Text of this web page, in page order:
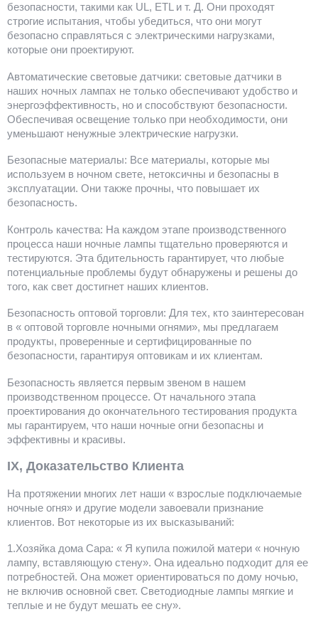
безопасности, такими как UL, ETL и т. Д. Они проходят
строгие испытания, чтобы убедиться, что они могут
безопасно справляться с электрическими нагрузками,
которые они проектируют.
Автоматические световые датчики: световые датчики в
наших ночных лампах не только обеспечивают удобство и
энергоэффективность, но и способствуют безопасности.
Обеспечивая освещение только при необходимости, они
уменьшают ненужные электрические нагрузки.
Безопасные материалы: Все материалы, которые мы
используем в ночном свете, нетоксичны и безопасны в
эксплуатации. Они также прочны, что повышает их
безопасность.
Контроль качества: На каждом этапе производственного
процесса наши ночные лампы тщательно проверяются и
тестируются. Эта бдительность гарантирует, что любые
потенциальные проблемы будут обнаружены и решены до
того, как свет достигнет наших клиентов.
Безопасность оптовой торговли: Для тех, кто заинтересован
в « оптовой торговле ночными огнями», мы предлагаем
продукты, проверенные и сертифицированные по
безопасности, гарантируя оптовикам и их клиентам.
Безопасность является первым звеном в нашем
производственном процессе. От начального этапа
проектирования до окончательного тестирования продукта
мы гарантируем, что наши ночные огни безопасны и
эффективны и красивы.
IX, Доказательство Клиента
На протяжении многих лет наши « взрослые подключаемые
ночные огня» и другие модели завоевали признание
клиентов. Вот некоторые из их высказываний:
1.Хозяйка дома Сара: « Я купила пожилой матери « ночную
лампу, вставляющую стену». Она идеально подходит для ее
потребностей. Она может ориентироваться по дому ночью,
не включив основной свет. Светодиодные лампы мягкие и
теплые и не будут мешать ее сну».